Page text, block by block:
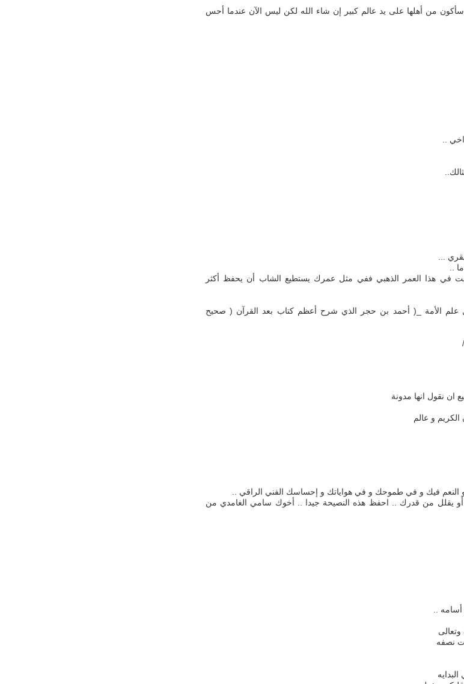
سأكون من أهلها على يد عالم كبير إن شاء الله لكن ليس الآن عندما أحس
..
...
..
في هذا العمر الذهبي ففي مثل عمرك يستطيع الشاب أن يحفظ أكثر
علم الأمة _( أحمد بن حجر الذي شرح أعظم كتاب بعد القرآن ( صحيح
ان نقول انها مدونة
و عالم
, و النعم فيك و في طموحك و في هواياتك و إحساسك الفني الراقي ..
يقلل من قدرك .. احفظ هذه النصيحة جيدا .. أخوك سامي الغامدي من
..
نصفه